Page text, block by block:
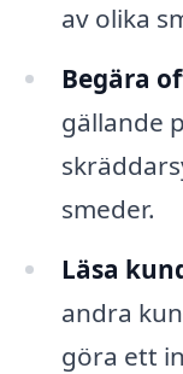
av olika
Begära
gällande
smeder.
Läsa
andra
göra ett